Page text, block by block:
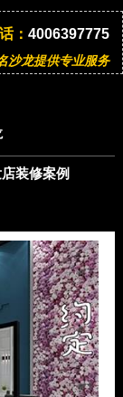
： 4006397775
沙龙提供专业服务
装修案例